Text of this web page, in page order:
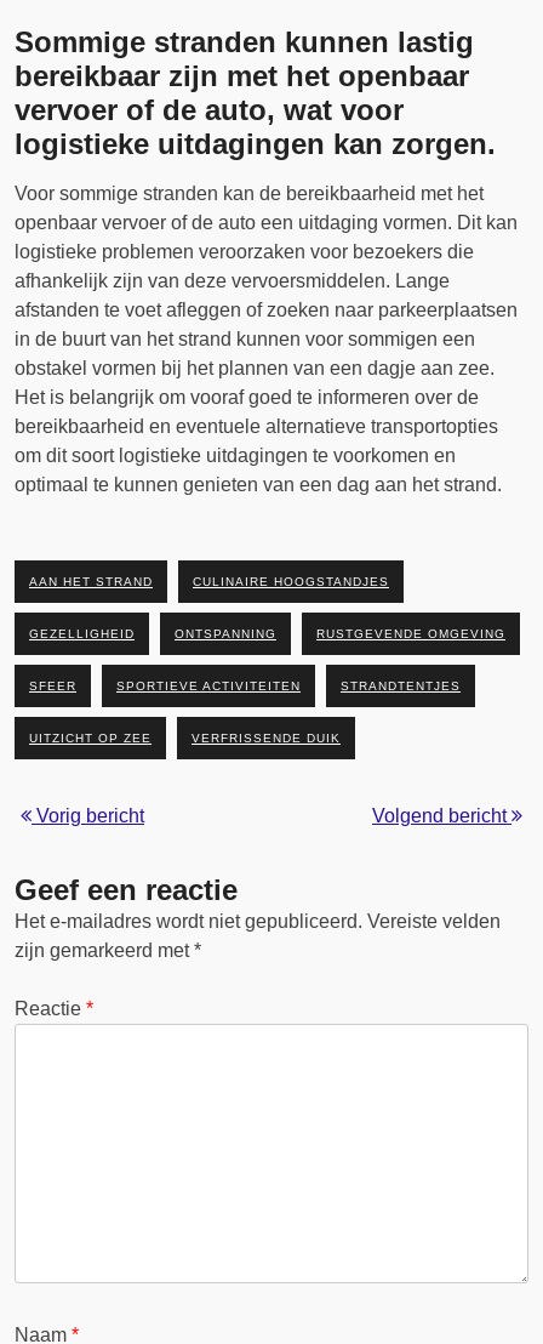
Sommige stranden kunnen lastig
bereikbaar zijn met het openbaar
vervoer of de auto, wat voor
logistieke uitdagingen kan zorgen.
Voor sommige stranden kan de bereikbaarheid met het
openbaar vervoer of de auto een uitdaging vormen. Dit kan
logistieke problemen veroorzaken voor bezoekers die
afhankelijk zijn van deze vervoersmiddelen. Lange
afstanden te voet afleggen of zoeken naar parkeerplaatsen
in de buurt van het strand kunnen voor sommigen een
obstakel vormen bij het plannen van een dagje aan zee.
Het is belangrijk om vooraf goed te informeren over de
bereikbaarheid en eventuele alternatieve transportopties
om dit soort logistieke uitdagingen te voorkomen en
optimaal te kunnen genieten van een dag aan het strand.
AAN HET STRAND CULINAIRE HOOGSTANDJES
GEZELLIGHEID ONTSPANNING RUSTGEVENDE OMGEVING
SFEER SPORTIEVE ACTIVITEITEN STRANDTENTJES
UITZICHT OP ZEE VERFRISSENDE DUIK
Vorig bericht Volgend bericht
Geef een reactie
Het e-mailadres wordt niet gepubliceerd. Vereiste velden
zijn gemarkeerd met*
Reactie *
Naam *